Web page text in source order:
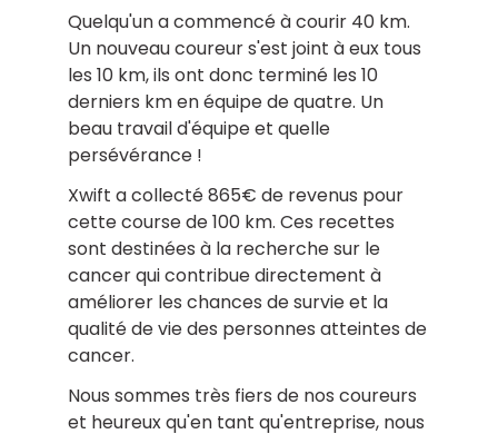
Quelqu'un a commencé à courir 40 km.
Un nouveau coureur s'est joint à eux tous
les 10 km, ils ont donc terminé les 10
derniers km en équipe de quatre. Un
beau travail d'équipe et quelle
persévérance !
Xwift a collecté 865€ de revenus pour
cette course de 100 km. Ces recettes
sont destinées à la recherche sur le
cancer qui contribue directement à
améliorer les chances de survie et la
qualité de vie des personnes atteintes de
cancer.
Nous sommes très fiers de nos coureurs
et heureux qu'en tant qu'entreprise, nous